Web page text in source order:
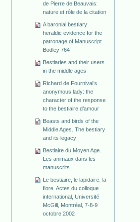
de Pierre de Beauvais:
nature et rôle de la citation
A baronial bestiary:
heraldic evidence for the
patronage of Manuscript
Bodley 764
Bestiaries and their users
in the middle ages
Richard de Fournival’s
anonymous lady: the
character of the response
to the bestiaire d’amour
Beasts and birds of the
Middle Ages. The bestiary
and its legacy
Bestiaire du Moyen Age.
Les animaux dans les
manuscrits
Le bestiaire, le lapidaire, la
flore. Actes du colloque
international, Université
McGill, Montréal, 7-8-9
octobre 2002